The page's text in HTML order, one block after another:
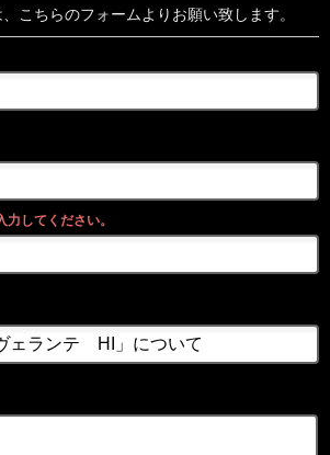
こちらのフォームよりお願い致します。
してください。